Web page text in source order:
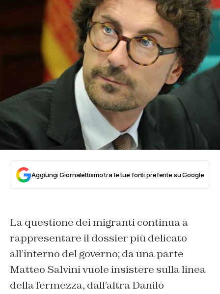
Aggiungi Giornalettismo tra le tue fonti preferite su Google
La questione dei migranti continua a
rappresentare il dossier più delicato
all’interno del governo; da una parte
Matteo Salvini vuole insistere sulla linea
della fermezza, dall’altra Danilo